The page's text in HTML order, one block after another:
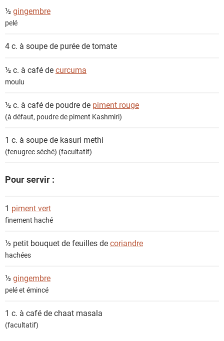
½gingembre
pelé
4 c. à soupe de purée de tomate
½ c. à café decurcuma
moulu
½ c. à café de poudre de piment rouge
(à défaut, poudre de piment Kashmiri)
1 c. à soupe de kasuri methi
(fenugrec séché) (facultatif)
Pour servir :
1 piment vert
finement haché
½ petit bouquet de feuilles decoriandre
hachées
½gingembre
pelé et émincé
1 c. à café dechaat masala
(facultatif)